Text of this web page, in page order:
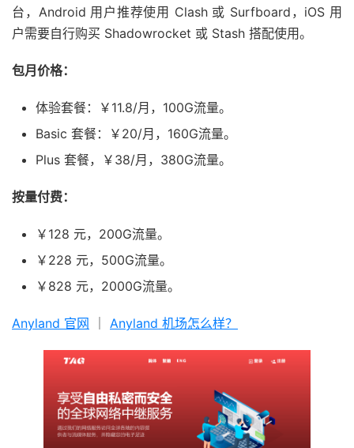
台，Android 用户推荐使用 Clash 或 Surfboard，iOS 用
户需要自行购买 Shadowrocket 或 Stash 搭配使用。
包月价格：
体验套餐：￥11.8/月，100G流量。
Basic 套餐：￥20/月，160G流量。
Plus 套餐，￥38/月，380G流量。
按量付费：
￥128 元，200G流量。
￥228 元，500G流量。
￥828 元，2000G流量。
Anyland 官网 Anyland 机场怎么样？